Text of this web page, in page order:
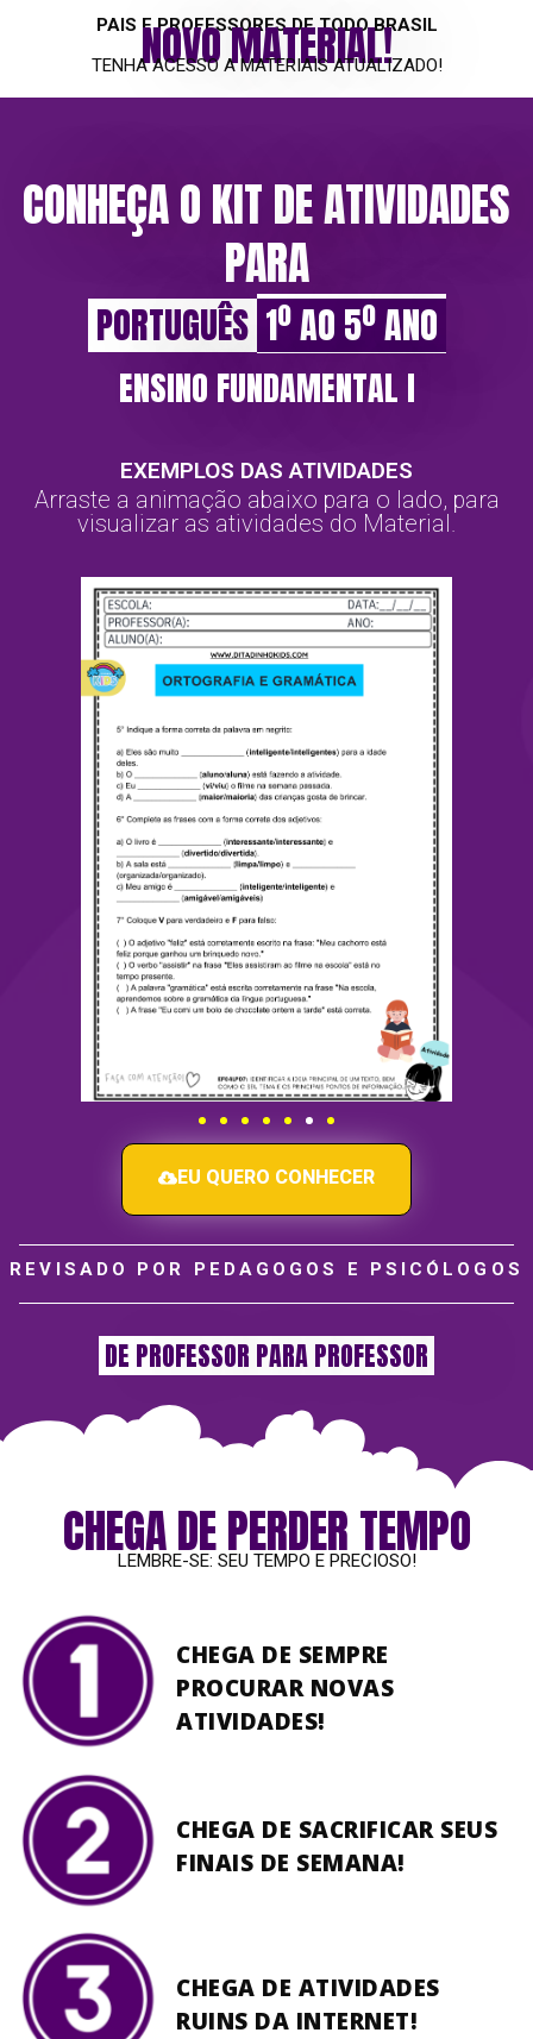
PAIS E PROFESSORES DE TODO BRASIL
NOVO MATERIAL!
TENHA ACESSO A MATERIAIS ATUALIZADO!
CONHEÇA O KIT DE ATIVIDADES
PARA
PORTUGUÊS 1º AO 5º ANO
ENSINO FUNDAMENTAL l
EXEMPLOS DAS ATIVIDADES
Arraste a animação abaixo para o lado, para
visualizar as atividades do Material.
EU QUERO CONHECER
REVISADO POR PEDAGOGOS E PSICÓLOGOS
DE PROFESSOR PARA PROFESSOR
CHEGA DE PERDER TEMPO
LEMBRE-SE: SEU TEMPO E PRECIOSO!
CHEGA DE SEMPRE
PROCURAR NOVAS
ATIVIDADES!
CHEGA DE SACRIFICAR SEUS
FINAIS DE SEMANA!
CHEGA DE ATIVIDADES
RUINS DA INTERNET!